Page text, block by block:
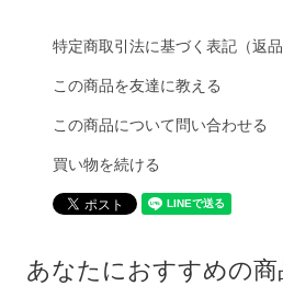
特定商取引法に基づく表記（返品
この商品を友達に教える
この商品について問い合わせる
買い物を続ける
あなたにおすすめの商